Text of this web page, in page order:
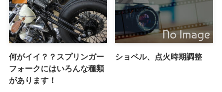
何がイイ？？スプリンガー
フォークにはいろんな種類
があります！
ショベル、点火時期調整